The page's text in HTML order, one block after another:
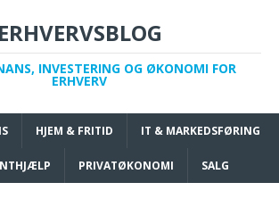
ERHVERVSBLOG
INVESTERING OG ØKONOMI FOR
ERHVERV
HJEM & FRITID IT & MARKEDSFØRING
PRIVATØKONOMI SALG